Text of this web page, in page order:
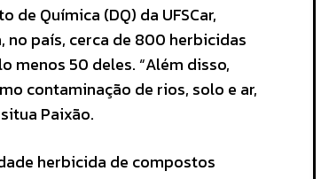
Química (DQ) da UFSCar,
país, cerca de 800 herbicidas
menos 50 deles. “Além disso,
contaminação de rios, solo e ar,
Paixão.
herbicida de compostos